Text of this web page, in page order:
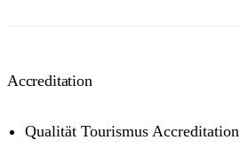
Accreditation
Qualität Tourismus Accreditation